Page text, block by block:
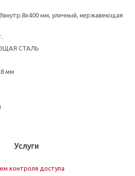
мм, уличный, нержавеющая
СТАЛЬ
мм
Услуги
контроля доступа